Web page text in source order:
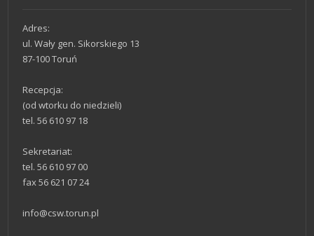
Adres:
ul. Wały gen. Sikorskiego 13
87-100 Toruń
Recepcja:
(od wtorku do niedzieli)
tel. 56 610 97 18
Sekretariat:
tel. 56 610 97 00
fax 56 621 07 24
info@csw.torun.pl